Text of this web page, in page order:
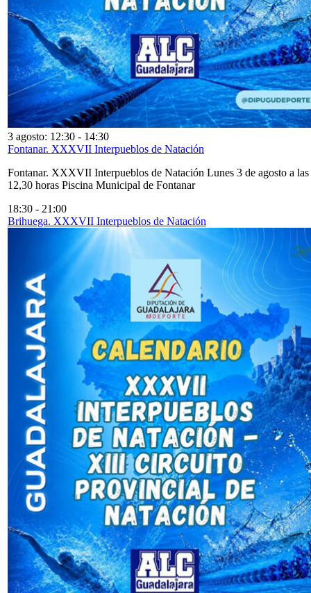
3 agosto: 12:30 - 14:30
Fontanar. XXXVII Interpueblos de Natación
Fontanar. XXXVII Interpueblos de Natación Lunes 3 de agosto a las
12,30 horas Piscina Municipal de Fontanar
18:30 - 21:00
Brihuega. XXXVII Interpueblos de Natación